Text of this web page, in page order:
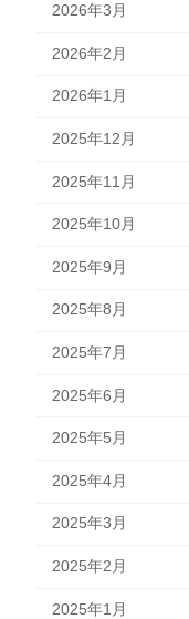
2026年3月
2026年2月
2026年1月
2025年12月
2025年11月
2025年10月
2025年9月
2025年8月
2025年7月
2025年6月
2025年5月
2025年4月
2025年3月
2025年2月
2025年1月